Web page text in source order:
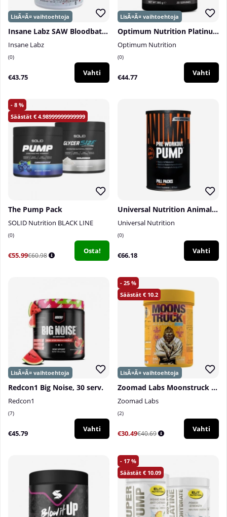
Insane Labz SAW Bloodbath Pump PWO, 40 serv.
Insane Labz
0
€43.75 Vahti
Optimum Nutrition Platinum PUMP PWO, 380 g
Optimum Nutrition
0
€44.77 Vahti
8
4.98999999999999
The Pump Pack
SOLID Nutrition BLACK LINE
0
€55.99€60.98
Osta!
Universal Nutrition Animal Pump, 30 pack
Universal Nutrition
0
€66.18 Vahti
Redcon1 Big Noise, 30 serv.
Redcon1
7
€45.79 Vahti
25
10.2
Zoomad Labs Moonstruck Zero Pump PWO, 540 g
Zoomad Labs
2
€30.49€40.69
Vahti
17
10.09